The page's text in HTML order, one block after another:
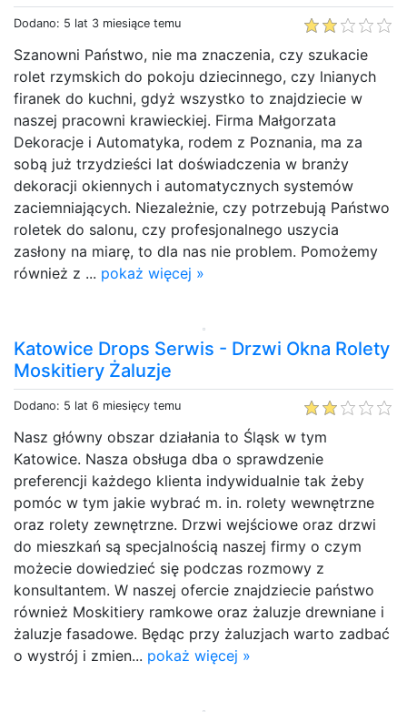
Dodano: 5 lat 3 miesiące temu
Szanowni Państwo, nie ma znaczenia, czy szukacie
rolet rzymskich do pokoju dziecinnego, czy lnianych
firanek do kuchni, gdyż wszystko to znajdziecie w
naszej pracowni krawieckiej. Firma Małgorzata
Dekoracje i Automatyka, rodem z Poznania, ma za
sobą już trzydzieści lat doświadczenia w branży
dekoracji okiennych i automatycznych systemów
zaciemniających. Niezależnie, czy potrzebują Państwo
roletek do salonu, czy profesjonalnego uszycia
zasłony na miarę, to dla nas nie problem. Pomożemy
również z ... pokaż więcej »
Katowice Drops Serwis - Drzwi Okna Rolety
Moskitiery Żaluzje
Dodano: 5 lat 6 miesięcy temu
Nasz główny obszar działania to Śląsk w tym
Katowice. Nasza obsługa dba o sprawdzenie
preferencji każdego klienta indywidualnie tak żeby
pomóc w tym jakie wybrać m. in. rolety wewnętrzne
oraz rolety zewnętrzne. Drzwi wejściowe oraz drzwi
do mieszkań są specjalnością naszej firmy o czym
możecie dowiedzieć się podczas rozmowy z
konsultantem. W naszej ofercie znajdziecie państwo
również Moskitiery ramkowe oraz żaluzje drewniane i
żaluzje fasadowe. Będąc przy żaluzjach warto zadbać
o wystrój i zmien... pokaż więcej »